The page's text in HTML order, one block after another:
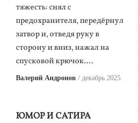
тяжесть: снял с
предохранителя, передёрнул
затвор и, отведя руку в
сторону и вниз, нажал на
спусковой крючок….
Валерий Андронов декабрь 2025
ЮМОР И САТИРА